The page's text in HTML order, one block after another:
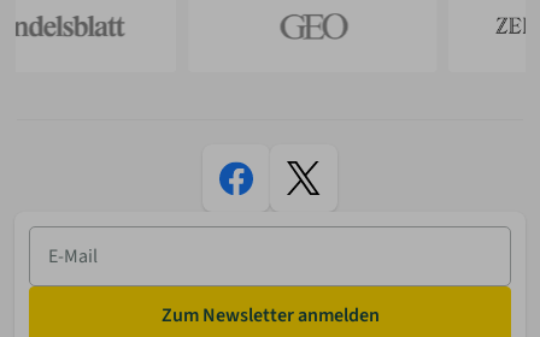
E-
Mail
Zum Newsletter anmelden